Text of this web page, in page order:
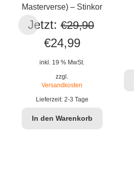
Masterverse) – Stinkor
Jetzt: €29,90
Ursprünglicher
Preis
war:
€29,90
€24,99Aktueller
Preis
€24,99.
inkl. 19 % MwSt.
zzgl.
Versandkosten
Lieferzeit: 2-3 Tage
In den Warenkorb